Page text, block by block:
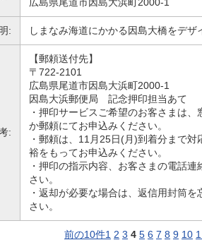
: しまなみ海道にかかる因島大橋をデザ
:
【郵頼送付先】
〒722-2101
広島県尾道市因島大浜町2000-1
因島大浜郵便局 記念押印担当あて
・押印サービスご希望のお客さまは
か郵頼にてお申込みください。
・郵頼は、11月25日(月)到着分まで
裕をもってお申込みください。
・押印の指示内容、お客さまの電話
さい。
・返却が必要な場合は、返信用封筒
さい。
前の10件1 2 3 4 5 6 7 8 9 10